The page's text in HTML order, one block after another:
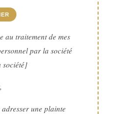
au traitement de mes
par la société
société]
une plainte